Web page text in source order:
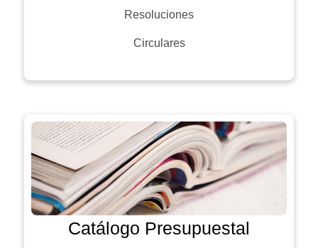
Resoluciones
Circulares
Catálogo Presupuestal